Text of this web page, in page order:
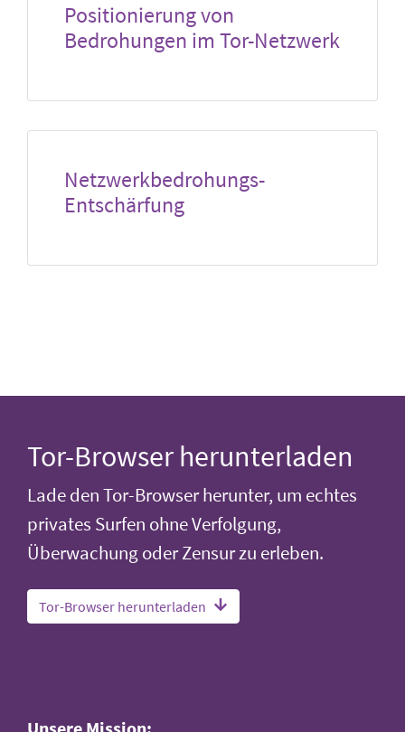
Positionierung von
Bedrohungen im Tor-Netzwerk
Netzwerkbedrohungs-
Entschärfung
Tor-Browser herunterladen
Lade den Tor-Browser herunter, um echtes
privates Surfen ohne Verfolgung,
Überwachung oder Zensur zu erleben.
Tor-Browser herunterladen